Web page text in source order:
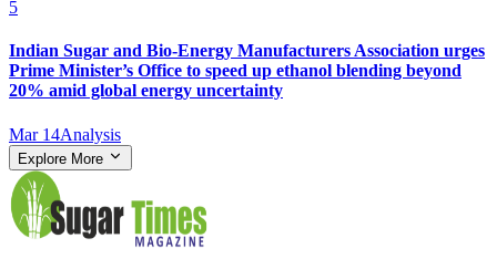
5
Indian Sugar and Bio‑Energy Manufacturers Association urges
Prime Minister’s Office to speed up ethanol blending beyond
20% amid global energy uncertainty
Mar 14Analysis
Explore More